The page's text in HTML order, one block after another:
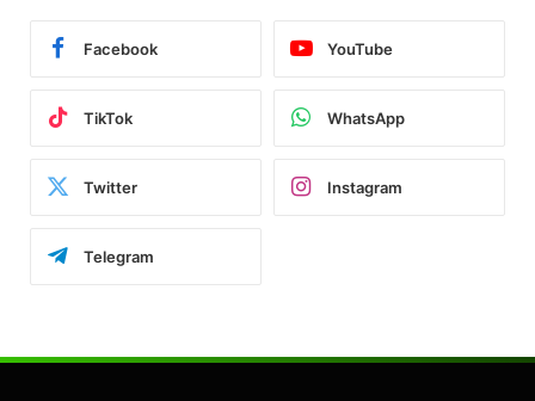
Facebook YouTube
TikTok WhatsApp
Twitter Instagram
Telegram